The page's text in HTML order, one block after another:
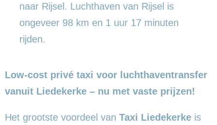
naar Rijsel. Luchthaven van Rijsel is
ongeveer 98 km en 1 uur 17 minuten
rijden.
Low-cost privé taxi voor luchthaventransfer
vanuit Liedekerke – nu met vaste prijzen!
Het grootste voordeel van Taxi Liedekerke is